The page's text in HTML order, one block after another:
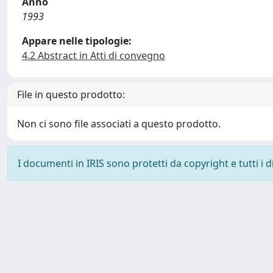
1993
Appare nelle tipologie:
4.2 Abstract in Atti di convegno
File in questo prodotto:
Non ci sono file associati a questo prodotto.
I documenti in IRIS sono protetti da copyright e tutti i